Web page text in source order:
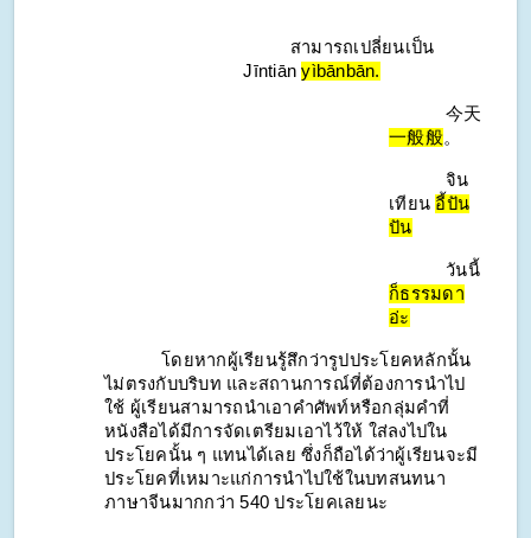
สามารถเปลี่ยนเป็น
Jīntiān yìbānbān.
今天
一般般。
จิน
เทียน อี้ปัน
ปัน
วันนี้
ก็ธรรมดา
อ่ะ
โดยหากผู้เรียนรู้สึกว่ารูปประโยคหลักนั้น
ไม่ตรงกับบริบท และสถานการณ์ที่ต้องการนำไป
ใช้ ผู้เรียนสามารถนำเอาคำศัพท์หรือกลุ่มคำที่
หนังสือได้มีการจัดเตรียมเอาไว้ให้ ใส่ลงไปใน
ประโยคนั้น ๆ แทนได้เลย ซึ่งก็ถือได้ว่าผู้เรียนจะมี
ประโยคที่เหมาะแก่การนำไปใช้ในบทสนทนา
ภาษาจีนมากกว่า 540 ประโยคเลยนะ